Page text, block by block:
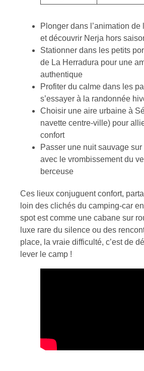
Plonger dans l’animation de
et découvrir Nerja hors
Stationner dans les petits
de La Herradura pour une
authentique
Profiter du calme dans les
s’essayer à la randonnée
Choisir une aire urbaine à
navette centre-ville) pour
confort
Passer une nuit sauvage
avec le vrombissement du
berceuse
Ces lieux conjuguent confort,
loin des clichés du camping-car
spot est comme une cabane sur
luxe rare du silence ou des
place, la vraie difficulté, c’est de
lever le camp !